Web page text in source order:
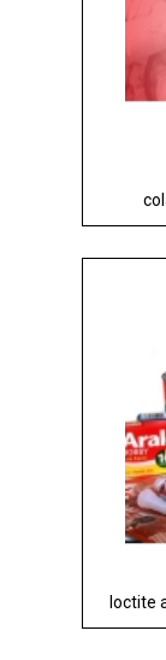
loctite